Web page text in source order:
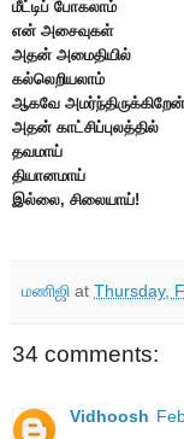
மீட்டிப் போகலாம்
என் அசைவுகள்
அதன் அமைதியில்
கல்லெறியலாம்
ஆகவே அமர்ந்திருக்கிறேன்
அதன் காட்சிப்புலத்தில்
தவமாய்
தியானமாய்
இல்லை, சிலையாய்!
மணிஜி at Thursday,
34 comments:
Vidhoosh